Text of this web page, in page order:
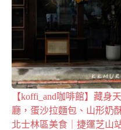
【koffi_and咖啡館】藏身
廳，蛋沙拉麵包、山形奶
北士林區美食｜捷運芝山